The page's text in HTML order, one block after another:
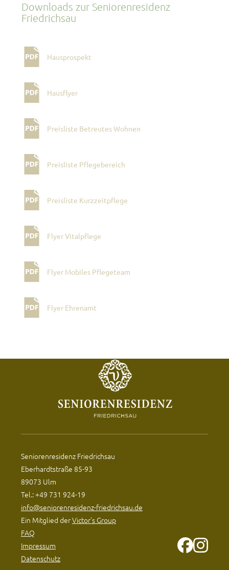
Downloads zur Seniorenresidenz
Friedrichsau
Hausprospekt
Hausflyer
Preisliste Betreutes Wohnen
Preisliste Pflegebereich
Preisliste Kurzzeitpflege
Flyer Vitalpflege
Flyer Mobiles Pflegeteam
Flyer Ehrenamt
Seniorenresidenz Friedrichsau
Eberhardtstraße 85-93
89073 Ulm
Tel.: +49 731 924-19
info@seniorenresidenz-friedrichsau.de
Ein Mitglied derVictor’s Group
FAQ
Impressum
Datenschutz